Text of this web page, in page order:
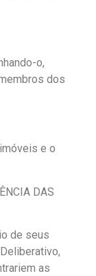
o,
dos
e o
DAS
de seus
as